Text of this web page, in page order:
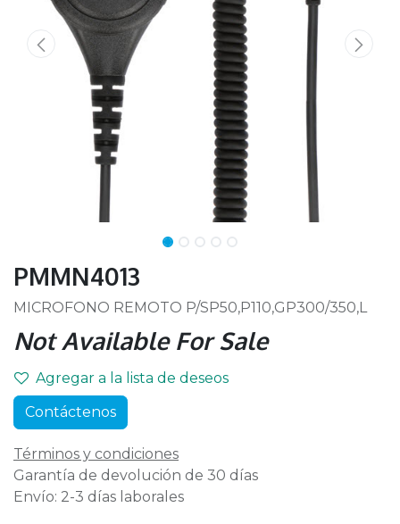
PMMN4013
MICROFONO REMOTO P/SP50,P110,GP300/350,L
Not Available For Sale
Agregar a la lista de deseos
Contáctenos
Términos y condiciones
Garantía de devolución de 30 días
Envío: 2-3 días laborales